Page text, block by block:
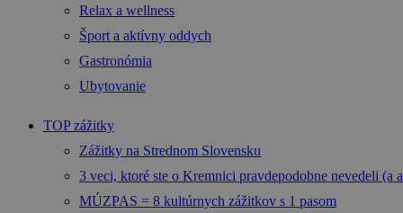
Relax a wellness
Šport a aktívny oddych
Gastronómia
Ubytovanie
TOP zážitky
Zážitky na Strednom Slovensku
3 veci, ktoré ste o Kremnici pravdepodobne nevedeli (a
MÚZPAS = 8 kultúrnych zážitkov s 1 pasom